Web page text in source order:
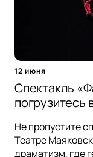
12 июня
Спектакль
погрузитесь
Не пропустите
Театре
драматизм, где